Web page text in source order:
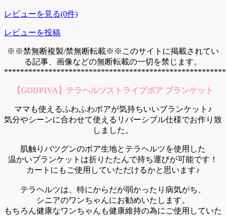
レビューを見る(0件)
レビューを投稿
※※禁無断複製/禁無断転載※※このサイトに掲載されてい
る記事、画像などの無断転載の一切を禁じます。
【GODPIVA】テラヘルツストライプボア ブランケット
ママも使えるふわふわボアが気持ちいいブランケット♪
気分やシーンに合わせて使えるリバーシブル仕様でお作り致
しました。
肌触りバツグンのボア生地とテラヘルツを使用した
温かいブランケットは折りたたんで持ち運びが可能です！
カートにもご使用していただけるかと思います♪
テラヘルツは、特にからだが弱かったり病気がち、
シニアのワンちゃんにお勧めいたします。
もちろん健康なワンちゃんも健康維持の為にご使用していた